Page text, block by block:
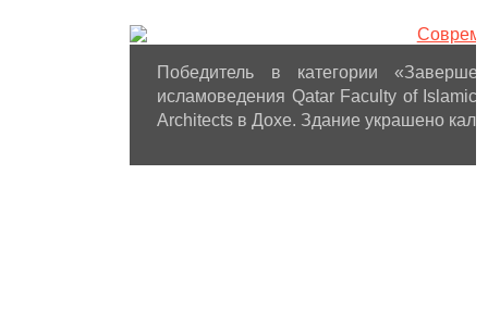
Победитель в категории
исламоведения Qatar Faculty of Islamic
Architects в Дохе. Здание украшено